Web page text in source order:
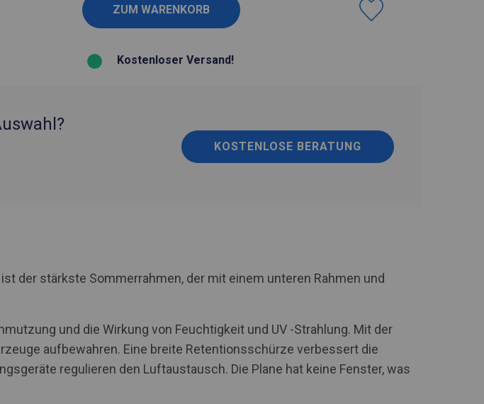
Kostenloser Versand!
KOSTENLOSE BERATUNG
der stärkste Sommerrahmen, der mit einem unteren Rahmen und
und die Wirkung von Feuchtigkeit und UV -Strahlung. Mit der
aufbewahren. Eine breite Retentionsschürze verbessert die
regulieren den Luftaustausch. Die Plane hat keine Fenster, was